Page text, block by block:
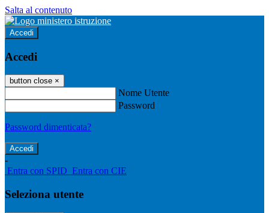
Salta al contenuto
Accedi
Accedi
button close ×
Nome Utente
Password
Password dimenticata?
-
Entra con SPID Entra con CIE
Seleziona utente